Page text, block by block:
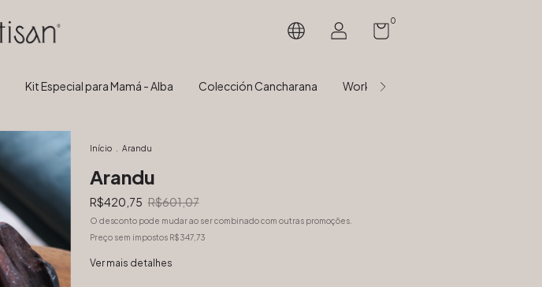
0
Kit Especial para Mamá - Alba Colección Cancharana Workshops Presenciales velas &
Início Arandu
Arandu
R$420,75 R$601,07
O desconto pode mudar ao ser combinado com outras promoções.
Preço sem impostos R$347,73
Ver mais detalhes